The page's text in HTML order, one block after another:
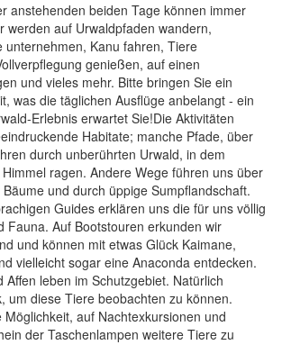
anstehenden beiden Tage können immer
werden auf Urwaldpfaden wandern,
unternehmen, Kanu fahren, Tiere
genießen, auf einen
und vieles mehr. Bitte bringen Sie ein
was die täglichen Ausflüge anbelangt - ein
Erlebnis erwartet Sie!Die Aktivitäten
Habitate; manche Pfade, über
durch unberührten Urwald, in dem
ragen. Andere Wege führen uns über
und durch üppige Sumpflandschaft.
Guides erklären uns die für uns völlig
Fauna. Auf Bootstouren erkunden wir
und können mit etwas Glück Kaimane,
vielleicht sogar eine Anaconda entdecken.
Affen leben im Schutzgebiet. Natürlich
um diese Tiere beobachten zu können.
auf Nachtexkursionen und
der Taschenlampen weitere Tiere zu